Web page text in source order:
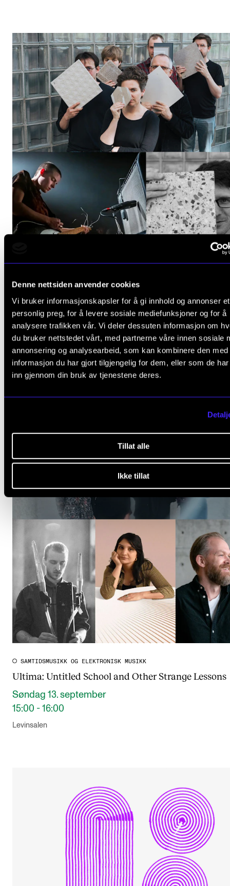
Denne nettsiden anvender cookies
Vi bruker informasjonskapsler for å gi innhold og annonser et
personlig preg, for å levere sosiale mediefunksjoner og for å
analysere trafikken vår. Vi deler dessuten informasjon om
du bruker nettstedet vårt, med partnerne våre innen sosiale
annonsering og analysearbeid, som kan kombinere den med
informasjon du har gjort tilgjengelig for dem, eller som de
inn gjennom din bruk av tjenestene deres.
Tillat alle
Ikke tillat
Ultima: Mot harde flater
Mandag 14. september
19:00 - 21:00
SAMTIDSMUSIKK OG ELEKTRONISK MUSIKK
Ultima: Untitled School and Other Strange Lessons
Søndag 13. september
15:00 - 16:00
Levinsalen